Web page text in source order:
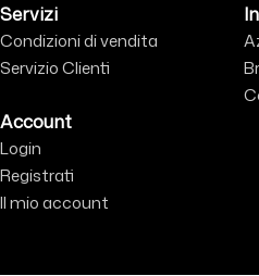
Servizi
Condizioni di vendita
Servizio Clienti
Account
Login
Registrati
Il mio account